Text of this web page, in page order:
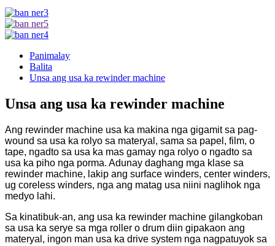
Panimalay
Balita
Unsa ang usa ka rewinder machine
Unsa ang usa ka rewinder machine
Ang rewinder machine usa ka makina nga gigamit sa pag-
wound sa usa ka rolyo sa materyal, sama sa papel, film, o
tape, ngadto sa usa ka mas gamay nga rolyo o ngadto sa
usa ka piho nga porma. Adunay daghang mga klase sa
rewinder machine, lakip ang surface winders, center winders,
ug coreless winders, nga ang matag usa niini naglihok nga
medyo lahi.
Sa kinatibuk-an, ang usa ka rewinder machine gilangkoban
sa usa ka serye sa mga roller o drum diin gipakaon ang
materyal, ingon man usa ka drive system nga nagpatuyok sa